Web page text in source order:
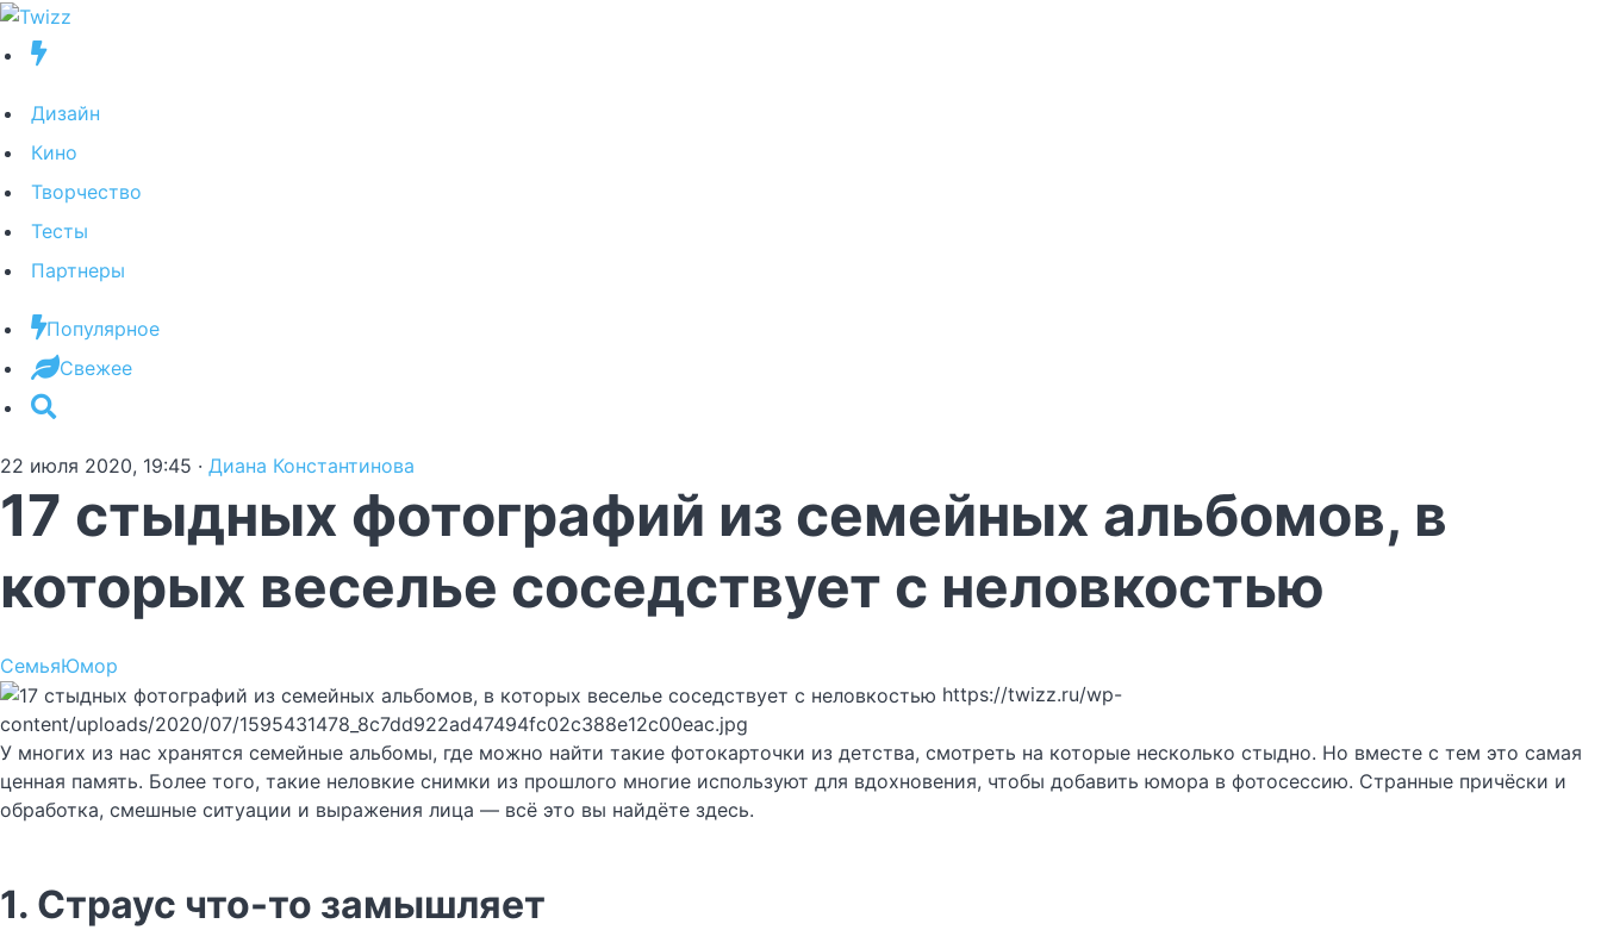
Дизайн
Кино
Творчество
Тесты
Партнеры
Популярное
Свежее
22 июля 2020, 19:45 · Диана Константинова
17 стыдных фотографий из семейных альбомов, в
которых веселье соседствует с неловкостью
СемьяЮмор
https://twizz.ru/wp-
content/uploads/2020/07/1595431478_8c7dd922ad47494fc02c388e12c00eac.jpg
У многих из нас хранятся семейные альбомы, где можно найти такие фотокарточки из детства, смотреть на которые несколько стыдно. Но вместе с тем это самая
ценная память. Более того, такие неловкие снимки из прошлого многие используют для вдохновения, чтобы добавить юмора в фотосессию. Странные причёски и
обработка, смешные ситуации и выражения лица — всё это вы найдёте здесь.
1. Страус что-то замышляет